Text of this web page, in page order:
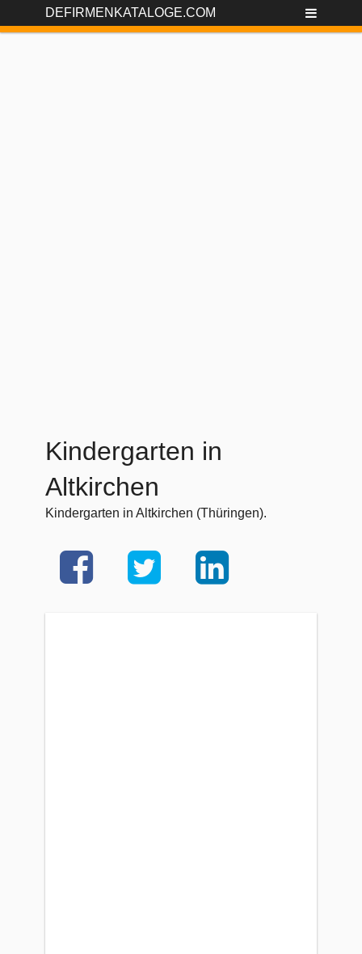
DEFIRMENKATALOGE.COM
Kindergarten in
Altkirchen
Kindergarten in Altkirchen (Thüringen).